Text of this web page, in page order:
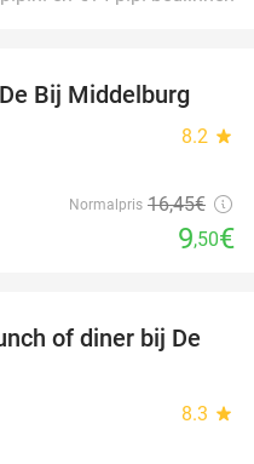
42%
Bij Middelburg
8.2 star
Normalpris 16,45€
9,50€
34%
of diner bij De
8.3 star